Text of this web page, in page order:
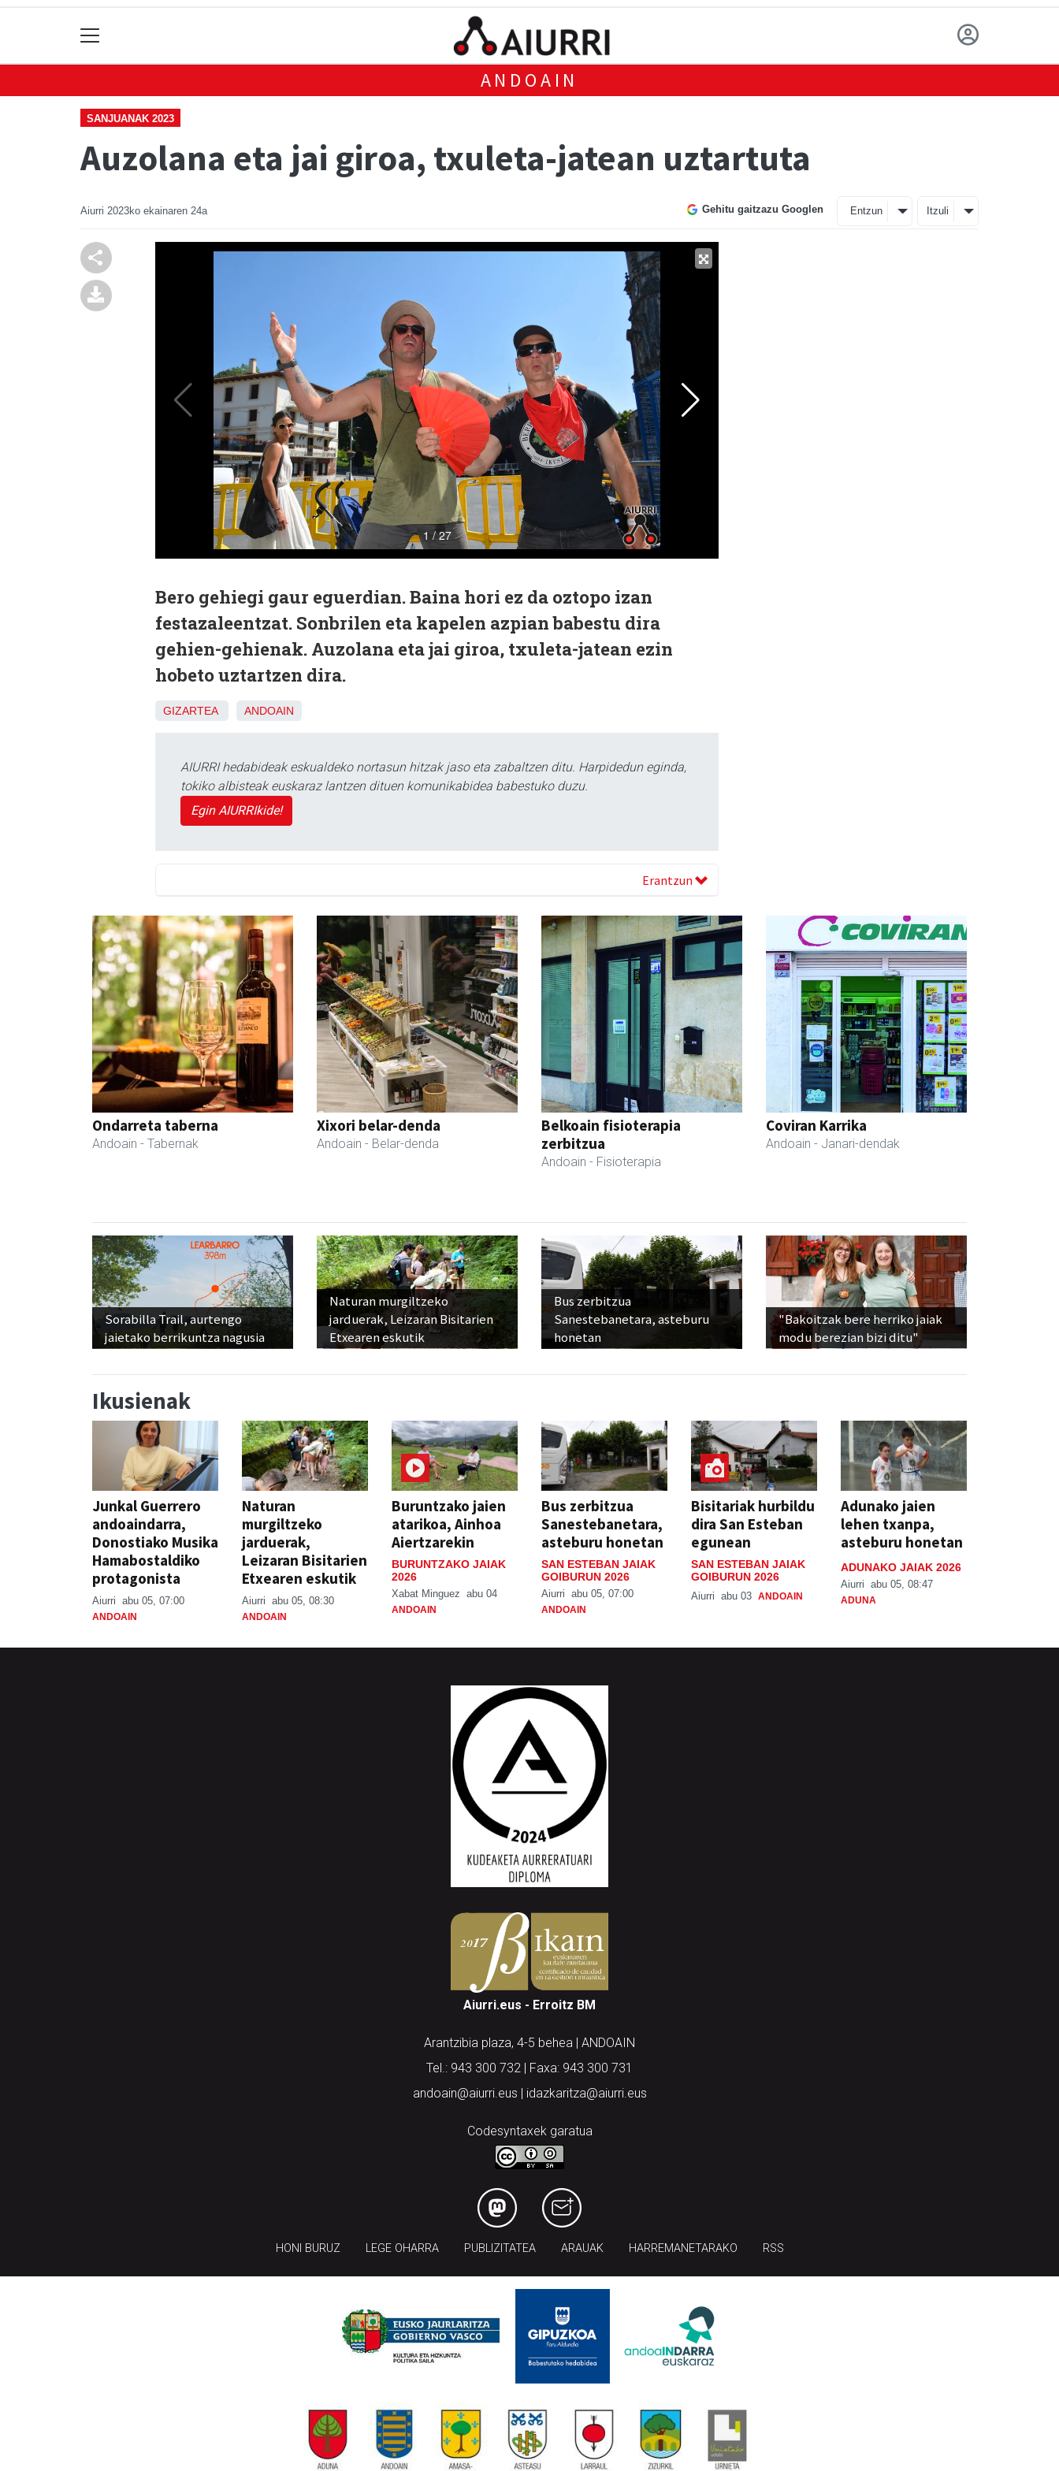
ANDOAIN
SANJUANAK 2023
Auzolana eta jai giroa, txuleta-jatean uztartuta
Aiurri 2023ko ekainaren 24a Gehitu gaitzazu Googlen Entzun Itzuli
Bero gehiegi gaur eguerdian. Baina hori ez da oztopo izan
festazaleentzat. Sonbrilen eta kapelen azpian babestu dira
gehien-gehienak. Auzolana eta jai giroa, txuleta-jatean ezin
hobeto uztartzen dira.
GIZARTEA ANDOAIN
AIURRI hedabideak eskualdeko nortasun hitzak jaso eta zabaltzen ditu. Harpidedun eginda,
tokiko albisteak euskaraz lantzen dituen komunikabidea babestuko duzu.
Egin AIURRIkide!
Erantzun
Ondarreta taberna
Andoain - Tabernak
Xixori belar-denda
Andoain - Belar-denda
Belkoain fisioterapia
zerbitzua
Andoain - Fisioterapia
Coviran Karrika
Andoain - Janari-dendak
Sorabilla Trail, aurtengo
jaietako berrikuntza nagusia
Naturan murgiltzeko
jarduerak, Leizaran Bisitarien
Etxearen eskutik
Bus zerbitzua
Sanestebanetara, asteburu
honetan
"Bakoitzak bere herriko jaiak
modu berezian bizi ditu"
Ikusienak
Junkal Guerrero
andoaindarra,
Donostiako Musika
Hamabostaldiko
protagonista
Aiurri abu 05, 07:00
ANDOAIN
Naturan
murgiltzeko
jarduerak,
Leizaran Bisitarien
Etxearen eskutik
Aiurri abu 05, 08:30
ANDOAIN
Buruntzako jaien
atarikoa, Ainhoa
Aiertzarekin
BURUNTZAKO JAIAK
2026
Xabat Minguez abu 04
ANDOAIN
Bus zerbitzua
Sanestebanetara,
asteburu honetan
SAN ESTEBAN JAIAK
GOIBURUN 2026
Aiurri abu 05, 07:00
ANDOAIN
Bisitariak hurbildu
dira San Esteban
egunean
SAN ESTEBAN JAIAK
GOIBURUN 2026
Aiurri abu 03 ANDOAIN
Adunako jaien
lehen txanpa,
asteburu honetan
ADUNAKO JAIAK 2026
Aiurri abu 05, 08:47
ADUNA
Aiurri.eus - Erroitz BM
Arantzibia plaza, 4-5 behea | ANDOAIN
Tel.: 943 300 732 | Faxa: 943 300 731
andoain@aiurri.eus | idazkaritza@aiurri.eus
Codesyntaxek garatua
HONI BURUZ LEGE OHARRA PUBLIZITATEA ARAUAK HARREMANETARAKO RSS